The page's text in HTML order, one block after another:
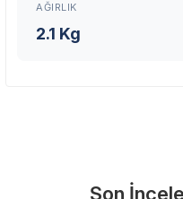
AĞIRLIK
2.1 Kg
Son